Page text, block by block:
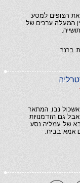
את הצופים למסע
המעלה ערכים של
ברנר
נבו, המתאר
גם הזדמנויות
של עמליה נסע
אמא בבית.